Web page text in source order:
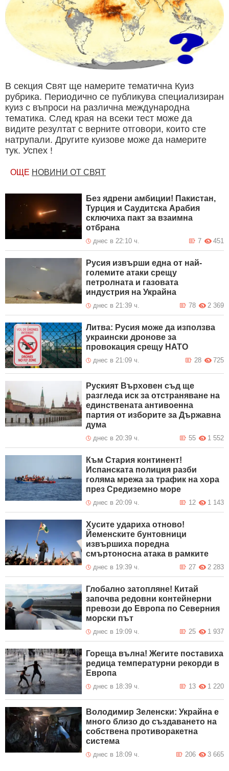
В секция Свят ще намерите тематична Куиз
рубрика. Периодично се публикува специализиран
куиз с въпроси на различна международна
тематика. След края на всеки тест може да
видите резултат с верните отговори, които сте
натрупали. Другите куизове може да намерите
тук. Успех !
ОЩЕ НОВИНИ ОТ СВЯТ
Без ядрени амбиции! Пакистан,
Турция и Саудитска Арабия
сключиха пакт за взаимна
отбрана
днес в 22:10 ч. 451
7
Русия извърши една от най-
големите атаки срещу
петролната и газовата
индустрия на Украйна
днес в 21:39 ч. 2 369
78
Литва: Русия може да използва
украински дронове за
провокация срещу НАТО
днес в 21:09 ч. 725
28
Руският Върховен съд ще
разгледа иск за отстраняване на
единствената антивоенна
партия от изборите за Държавна
дума
днес в 20:39 ч. 1 552
55
Към Стария континент!
Испанската полиция разби
голяма мрежа за трафик на хора
през Средиземно море
днес в 20:09 ч. 1 143
12
Хусите удариха отново!
Йеменските бунтовници
извършиха поредна
смъртоносна атака в рамките
днес в 19:39 ч. 2 283
27
Глобално затопляне! Китай
започва редовни контейнерни
превози до Европа по Северния
морски път
днес в 19:09 ч. 1 937
25
Гореща вълна! Жегите поставиха
редица температурни рекорди в
Европа
днес в 18:39 ч. 1 220
13
Володимир Зеленски: Украйна е
много близо до създаването на
собствена противоракетна
система
днес в 18:09 ч. 3 665
206